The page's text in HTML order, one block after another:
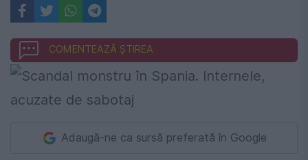
COMENTEAZĂ ȘTIREA
Adaugă-ne ca sursă preferată în Google